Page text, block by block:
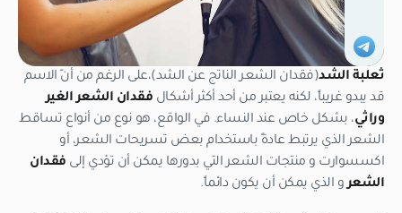
ثعلبة الشد(فقدان الشعر الناتج عن الشد)،على الرغم من أنّ الاسم
قد يبدو غريباً، لكنه يعتبر من أحد أكثر أشكال فقدان الشعر الغير
وراثي، بشكل خاص عند النساء. في الواقع، هو نوع من أنواع تساقط
الشعر الذي يرتبط عادةً باستخدام بعض تسريحات الشعر، أو
اكسسوارت و منتجات الشعر التي بدورها يمكن أن تؤدي إلى فقدان
الشعرو الذي يمكن أن يكون دائماً.